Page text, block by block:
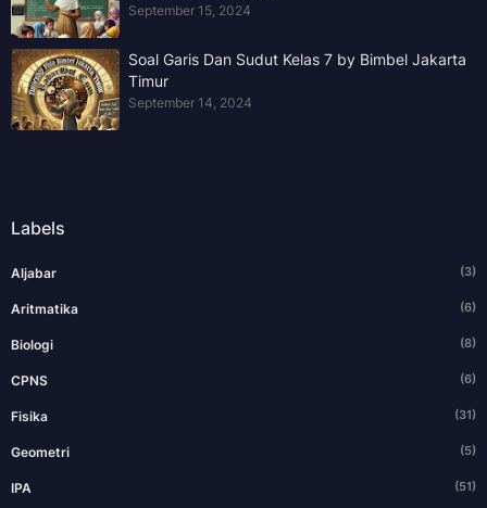
September 15, 2024
Soal Garis Dan Sudut Kelas 7 by Bimbel Jakarta
Timur
September 14, 2024
Labels
Aljabar (3)
Aritmatika (6)
Biologi (8)
CPNS (6)
Fisika (31)
Geometri (5)
IPA (51)